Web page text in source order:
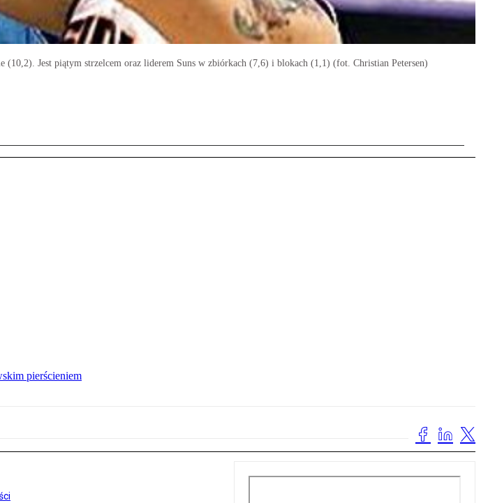
Jest piątym strzelcem oraz liderem Suns w zbiórkach (7,6) i blokach (1,1) (fot. Christian Petersen)
pierścieniem